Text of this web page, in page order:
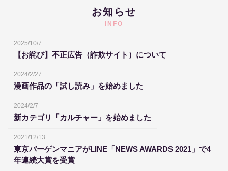
お知らせ
INFO
2025/10/7
【お詫び】不正広告（詐欺サイト）について
2024/2/27
漫画作品の「試し読み」を始めました
2024/2/7
新カテゴリ「カルチャー」を始めました
2021/12/13
東京バーゲンマニアがLINE「NEWS AWARDS 2021」で4
年連続大賞を受賞